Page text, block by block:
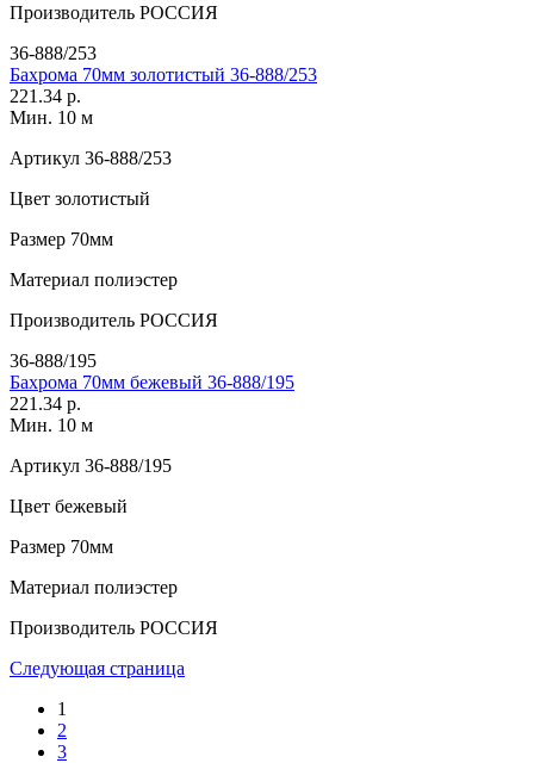
Производитель РОССИЯ
36-888/253
Бахрома 70мм золотистый 36-888/253
221.34 р.
Мин. 10 м
Артикул 36-888/253
Цвет золотистый
Размер 70мм
Материал полиэстер
Производитель РОССИЯ
36-888/195
Бахрома 70мм бежевый 36-888/195
221.34 р.
Мин. 10 м
Артикул 36-888/195
Цвет бежевый
Размер 70мм
Материал полиэстер
Производитель РОССИЯ
Следующая страница
1
2
3